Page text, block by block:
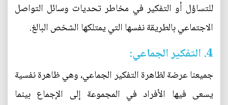
للتساؤل أو التفكير في مخاطر تحديات وسائل التواصل
الاجتماعي بالطريقة نفسها التي يمتلكها الشخص البالغ.
4. التفكير الجماعي:
جميعنا عرضة لظاهرة التفكير الجماعي، وهي ظاهرة نفسية
يسعى فيها الأفراد في المجموعة إلى الإجماع بينما